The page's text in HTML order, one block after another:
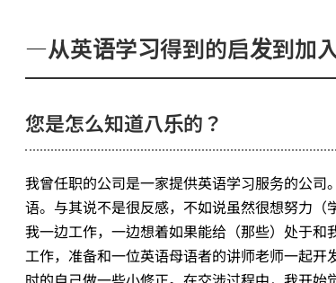
―从英语学习得到的启发到加
您是怎么知道八乐的？
我曾任职的公司是一家提供英语学习服务的公
语。与其说不是很反感，不如说虽然很想努力（
我一边工作，一边想着如果能给（那些）处于
工作，准备和一位英语母语者的讲师老师一起